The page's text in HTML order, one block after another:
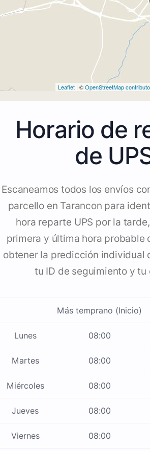
Leaflet | ©OpenStreetMap
Horario de
de
Escaneamos todos los envíos
parcello en Tarancon para
hora reparte UPS por la
primera y última hora probable
obtener la predicción individual
tu ID de seguimiento y tu
Más temprano (Inicio)
Lunes 08:00
Martes 08:00
Miércoles 08:00
Jueves 08:00
Viernes 08:00